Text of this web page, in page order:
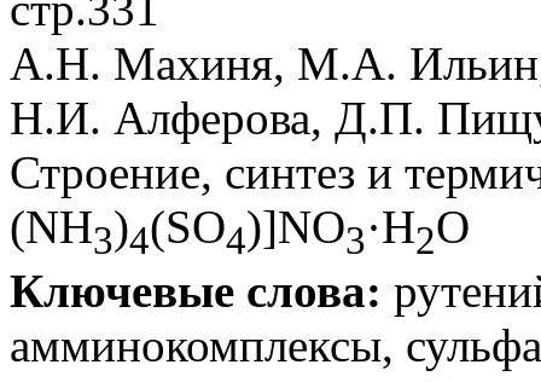
А.Н. Махиня, М.А.
Н.И. Алферова, Д.П.
Строение, синтез и
(NH3)4(SO4)]NO3·H2O
Ключевые слова:
амминокомплексы,